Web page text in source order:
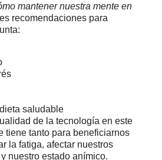
mantener nuestra mente en
recomendaciones para
saludable
de la tecnología en este
tiene tanto para beneficiarnos
la fatiga, afectar nuestros
nuestro estado anímico.